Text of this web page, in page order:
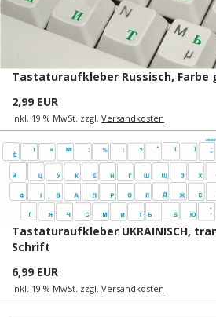
Tastaturaufkleber Russisch, Farbe
2,99 EUR
inkl. 19 % MwSt. zzgl. Versandkosten
Tastaturaufkleber UKRAINISCH,
Schrift
6,99 EUR
inkl. 19 % MwSt. zzgl. Versandkosten